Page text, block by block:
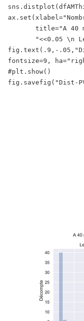
title="A 40
"<<0.05 \n
fig.text(.9,-
fontsize=9,
#plt.show()
fig.savefig("Dist-